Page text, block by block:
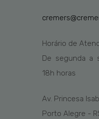
Horário de
De segunda a
18h horas
Av. Princesa
Porto Alegre -